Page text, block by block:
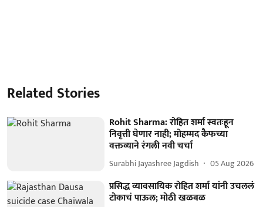
Related Stories
Rohit Sharma: रोहित शर्मा स्वतःहून
निवृत्ती घेणार नाही; मोहम्मद कैफच्या
वक्तव्याने रंगली नवी चर्चा
Surabhi Jayashree Jagdish 05 Aug 2026
प्रसिद्ध व्यावसायिक रोहित शर्मा यांनी उचललं
टोकाचं पाऊल; मोठी खळबळ